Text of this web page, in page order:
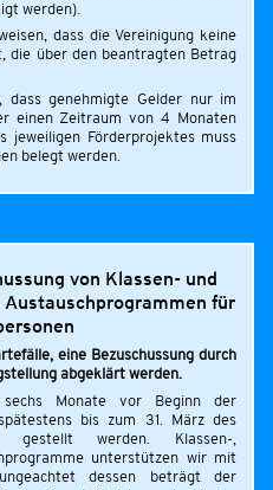
werden).
dass die Vereinigung keine
die über den beantragten Betrag
dass genehmigte Gelder nur im
einen Zeitraum von 4 Monaten
jeweiligen Förderprojektes muss
belegt werden.
von Klassen- und
für
eine Bezuschussung durch
abgeklärt werden.
sechs Monate vor Beginn der
bis zum 31. März des
gestellt werden. Klassen-,
unterstützen wir mit
dessen beträgt der